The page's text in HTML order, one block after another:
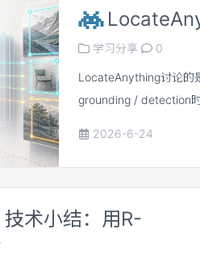
思路，是让序列仍然保持一
id，即 $(t,h,w)$。
，又能让视觉 token 保留
MRoPE-I、MHRoPE 等方
同位置轴能更充分地利用
学习分享 0
LocateAnything讨论的
grounding / detection
2026-6-24
技术小结：用R-